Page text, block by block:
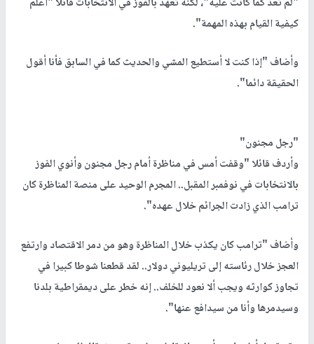
كيفية القيام بهذه المهمة".
وأضاف "إذا كنت لا أستطيع المشي والحديث كما في السابق فأنا أقول
الحقيقة دائما".
"رجل مجنون"
وأردف قائلا "وقفت أمس في مناظرة أمام رجل مجنون وأنوي الفوز
بالانتخابات في نوفمبر المقبل.. المجرم الوحيد على منصة المناظرة كان
ترامب الذي زادت الجرائم خلال عهده".
وأضاف "ترامب كان يكذب خلال المناظرة وهو من دمر الاقتصاد وارتفع
العجز خلال رئاسته إلى تريليوني دولار.. لقد قطعنا شوطا كبيرا في
تجاوز كوارثه ويجب ألا نعود للخلف.. إنه خطر على ديمقراطية بلدنا
وسيدمرها وأنا من سيدافع عنها".